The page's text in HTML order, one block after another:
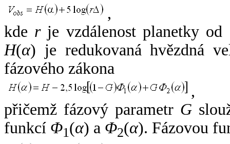
,
kde rje vzdálenost planetky od
H(α) je redukovaná hvězdná
fázového zákona
,
přičemž fázový parametr G
funkcí Φ1(α) a Φ2(α). Fázovou